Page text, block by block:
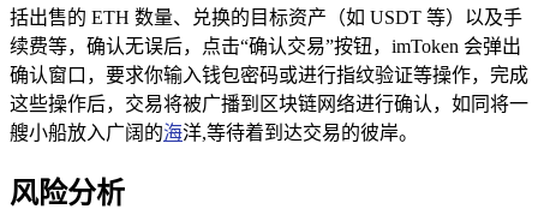
括出售的 ETH 数量、兑换的目标资产（如 USDT 等）以及手
续费等，确认无误后，点击“确认交易”按钮，imToken 会弹出
确认窗口，要求你输入钱包密码或进行指纹验证等操作，完成
这些操作后，交易将被广播到区块链网络进行确认，如同将一
艘小船放入广阔的海洋,等待着到达交易的彼岸。
风险分析